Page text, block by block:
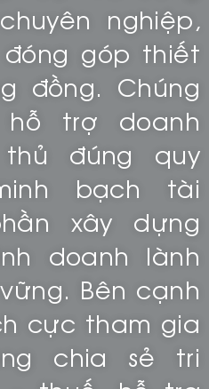
nghiệp,
góp thiết
đồng. Chúng
trợ doanh
đúng quy
bạch tài
xây dựng
doanh lành
Bên cạnh
cực tham gia
chia sẻ tri